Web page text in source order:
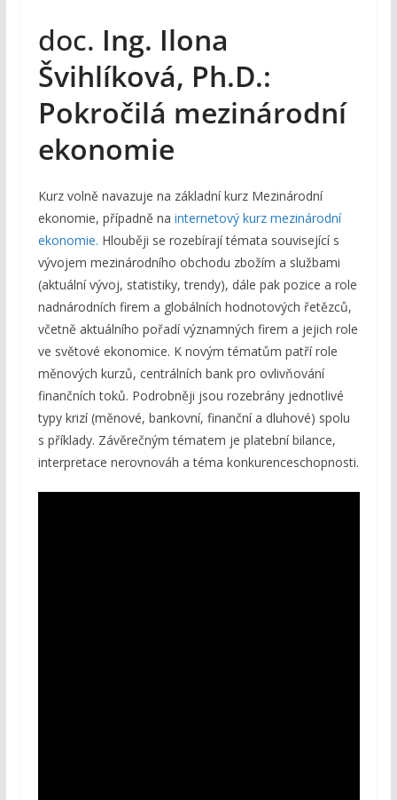
doc. Ing. Ilona
Švihlíková, Ph.D.:
Pokročilá mezinárodní
ekonomie
Kurz volně navazuje na základní kurz Mezinárodní
ekonomie, případně na internetový kurz mezinárodní
ekonomie. Hlouběji se rozebírají témata související s
vývojem mezinárodního obchodu zbožím a službami
(aktuální vývoj, statistiky, trendy), dále pak pozice a role
nadnárodních firem a globálních hodnotových řetězců,
včetně aktuálního pořadí významných firem a jejich role
ve světové ekonomice. K novým tématům patří role
měnových kurzů, centrálních bank pro ovlivňování
finančních toků. Podrobněji jsou rozebrány jednotlivé
typy krizí (měnové, bankovní, finanční a dluhové) spolu
s příklady. Závěrečným tématem je platební bilance,
interpretace nerovnováh a téma konkurenceschopnosti.